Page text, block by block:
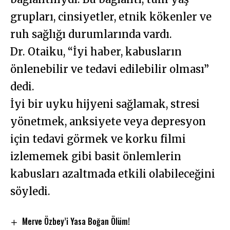
grupları, cinsiyetler, etnik kökenler ve
ruh sağlığı durumlarında vardı.
Dr. Otaiku, “İyi haber, kabusların
önlenebilir ve tedavi edilebilir olması”
dedi.
İyi bir uyku hijyeni sağlamak, stresi
yönetmek, anksiyete veya depresyon
için tedavi görmek ve korku filmi
izlememek gibi basit önlemlerin
kabusları azaltmada etkili olabileceğini
söyledi.
Merve Özbey’i Yasa Boğan Ölüm!